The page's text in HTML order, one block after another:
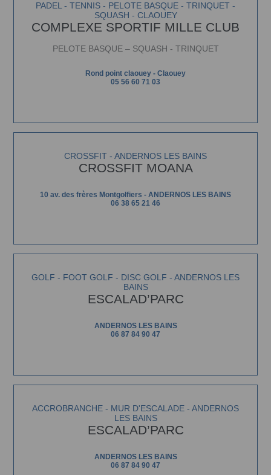
PADEL - TENNIS - PELOTE BASQUE - TRINQUET -
SQUASH - CLAOUEY
COMPLEXE SPORTIF MILLE CLUB
PELOTE BASQUE – SQUASH - TRINQUET
Rond point claouey - Claouey
05 56 60 71 03
CROSSFIT - ANDERNOS LES BAINS
CROSSFIT MOANA
10 av. des frères Montgolfiers - ANDERNOS LES BAINS
06 38 65 21 46
GOLF - FOOT GOLF - DISC GOLF - ANDERNOS LES
BAINS
ESCALAD’PARC
ANDERNOS LES BAINS
06 87 84 90 47
ACCROBRANCHE - MUR D'ESCALADE - ANDERNOS
LES BAINS
ESCALAD’PARC
ANDERNOS LES BAINS
06 87 84 90 47